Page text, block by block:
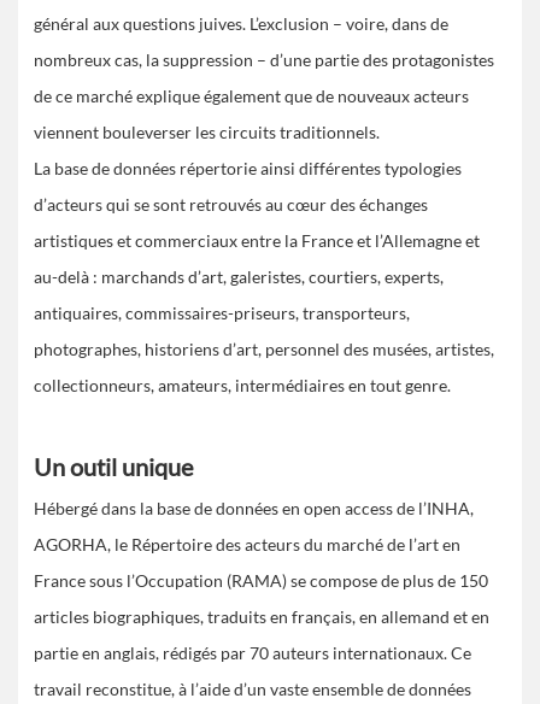
général aux questions juives. L’exclusion – voire, dans de
nombreux cas, la suppression – d’une partie des protagonistes
de ce marché explique également que de nouveaux acteurs
viennent bouleverser les circuits traditionnels.
La base de données répertorie ainsi différentes typologies
d’acteurs qui se sont retrouvés au cœur des échanges
artistiques et commerciaux entre la France et l’Allemagne et
au-delà : marchands d’art, galeristes, courtiers, experts,
antiquaires, commissaires-priseurs, transporteurs,
photographes, historiens d’art, personnel des musées, artistes,
collectionneurs, amateurs, intermédiaires en tout genre.
Un outil unique
Hébergé dans la base de données en open access de l’INHA,
AGORHA, le Répertoire des acteurs du marché de l’art en
France sous l’Occupation (RAMA) se compose de plus de 150
articles biographiques, traduits en français, en allemand et en
partie en anglais, rédigés par 70 auteurs internationaux. Ce
travail reconstitue, à l’aide d’un vaste ensemble de données